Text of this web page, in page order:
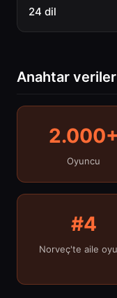
24 dil
Anahtar veriler
2.000+
Oyuncu
#4
Norveç'te aile